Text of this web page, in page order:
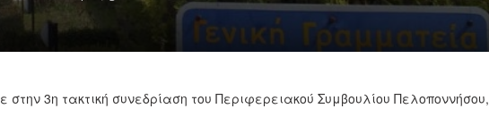
3η τακτική συνεδρίαση του Περιφερειακού Συμβουλίου Πελοποννήσου,